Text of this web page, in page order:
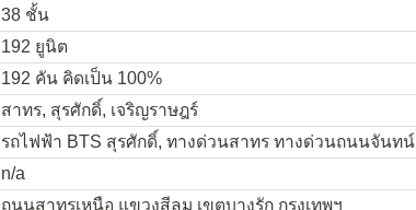
38 ชั้น
192 ยูนิต
192 คัน คิดเป็น 100%
สาทร, สุรศักดิ์, เจริญราษฎร์
รถไฟฟ้า BTS สุรศักดิ์, ทางด่วนสาทร ทางด่วนถนนจันทน์
n/a
ถนนสาทรเหนือ แขวงสีลม เขตบางรัก กรุงเทพฯ